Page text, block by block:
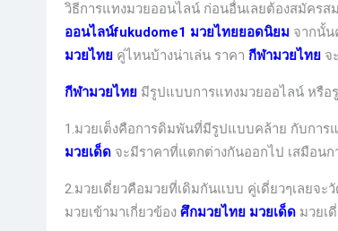
วิธีการแทงมวยออนไลน์ ก่อนอื่นเลยต้องสมัครส
ออนไลน์fukudome1 มวยไทยยอดนิยม จากนั้
มวยไทย คู่ไหนบ้างน่าเล่น ราคา กีฬามวยไทย จ
กีฬามวยไทย มีรูปแบบการแทงมวยออไลน์ หรื
1.มวยเต็งคือการดิมพันที่มีรูปแบบคล้าย กับกา
มวยเด็ด จะมีราคาที่แตกต่างกันออกไป เสมือน
2.มวยเดี่ยวคือมวยที่เดิมกันแบบ คู่เดี่ยวๆเลยจะ
มวยเข้ามาเกี่ยวข้อง ศึกมวยไทย มวยเด็ด มวยเ